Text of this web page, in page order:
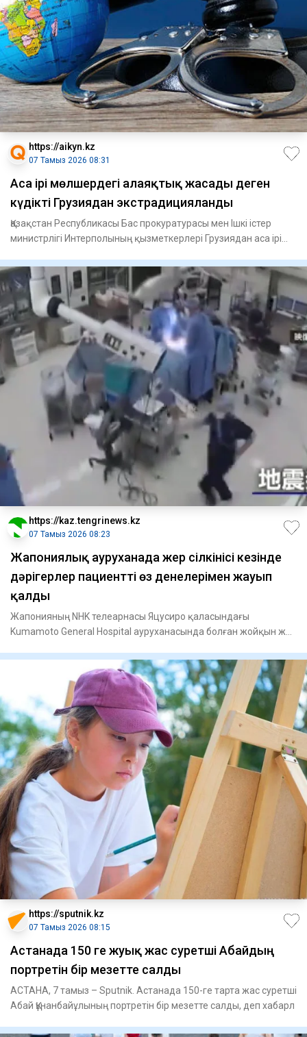
https://aikyn.kz
07 Тамыз 2026 08:31
Аса ірі мөлшердегі алаяқтық жасады деген
күдікті Грузиядан экстрадицияланды
Қазақстан Республикасы Бас прокуратурасы мен Ішкі істер
министрлігі Интерполының қызметкерлері Грузиядан аса ірі
https://kaz.tengrinews.kz
07 Тамыз 2026 08:23
Жапониялық ауруханада жер сілкінісі кезінде
дәрігерлер пациентті өз денелерімен жауып
қалды
Жапонияның NHK телеарнасы Яцусиро қаласындағы
Kumamoto General Hospital ауруханасында болған жойқын жер
https://sputnik.kz
07 Тамыз 2026 08:15
Астанада 150 ге жуық жас суретші Абайдың
портретін бір мезетте салды
АСТАНА, 7 тамыз – Sputnik. Астанада 150-ге тарта жас суретші
Абай Құнанбайұлының портретін бір мезетте салды, деп хабарл